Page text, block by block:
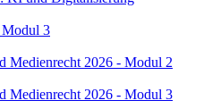
Modul 3
Medienrecht 2026 - Modul 2
Medienrecht 2026 - Modul 3